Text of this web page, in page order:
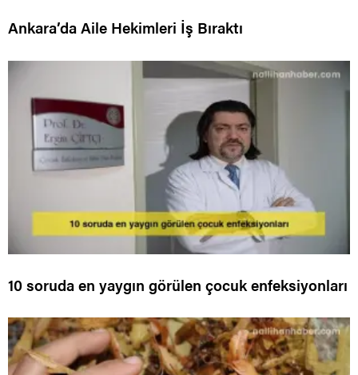
Ankara’da Aile Hekimleri İş Bıraktı
10 soruda en yaygın görülen çocuk enfeksiyonları